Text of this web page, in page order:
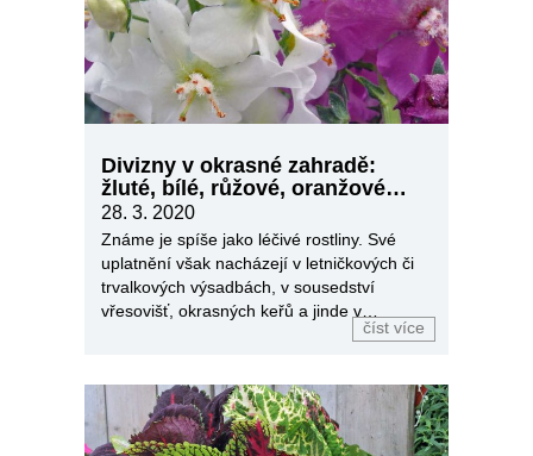
Divizny v okrasné zahradě:
žluté, bílé, růžové, oranžové…
28. 3. 2020
Známe je spíše jako léčivé rostliny. Své
uplatnění však nacházejí v letničkových či
trvalkových výsadbách, v sousedství
vřesovišť, okrasných keřů a jinde v
číst více